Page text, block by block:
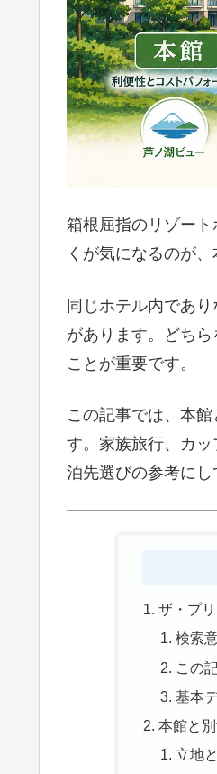
箱根屈指のリゾー
くが気になるのが
同じホテル内であ
があります。どち
ことが重要です。
この記事では、本
す。家族旅行、カ
泊先選びの参考にし
ザ・プ
検索
この
基本
本館と
立地